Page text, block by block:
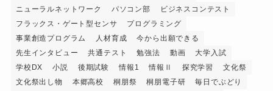
ニューラルネットワーク
パソコン部
ビジネスコンテスト
フラックス・ゲート型センサ
プログラミング
事業創造プログラム
人材育成
今から出願できる
先生インタビュー
共通テスト 勉強法 動画
大学入試
学校DX
小説 後期試験 情報1 情報Ⅱ 探究学習
文化祭
文化祭出し物
本郷高校 桐朋祭 桐朋電子研 毎日でぶどり